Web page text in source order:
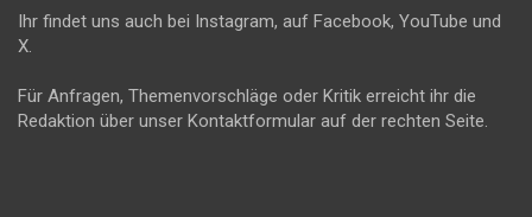
Ihr findet uns auch bei Instagram, auf Facebook, YouTube und
X.
Für Anfragen, Themenvorschläge oder Kritik erreicht ihr die
Redaktion über unser Kontaktformular auf der rechten Seite.